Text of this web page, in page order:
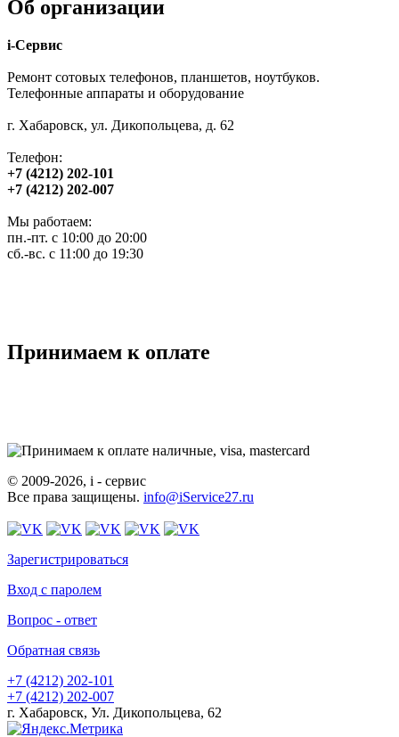
Об организации
i-Сервис
Ремонт сотовых телефонов, планшетов, ноутбуков.
Телефонные аппараты и оборудование
г. Хабаровск, ул. Дикопольцева, д. 62
Телефон:
+7 (4212) 202-101
+7 (4212) 202-007
Мы работаем:
пн.-пт. с 10:00 до 20:00
сб.-вс. с 11:00 до 19:30
Принимаем к оплате
© 2009-2026, i - сервис
Все права защищены. info@iService27.ru
Зарегистрироваться
Вход с паролем
Вопрос - ответ
Обратная связь
+7 (4212) 202-101
+7 (4212) 202-007
г. Хабаровск, Ул. Дикопольцева, 62